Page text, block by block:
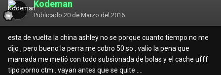
Kodeman
Publicado 20 de Marzo del 2016
esta de vuelta la china ashley no se porque cuanto tiempo no me
dijo , pero bueno la perra me cobro 50 so , valio la pena que
mamada me metió con todo subsionada de bolas y el cache ufff
tipo porno ctm . vayan antes que se quite ....